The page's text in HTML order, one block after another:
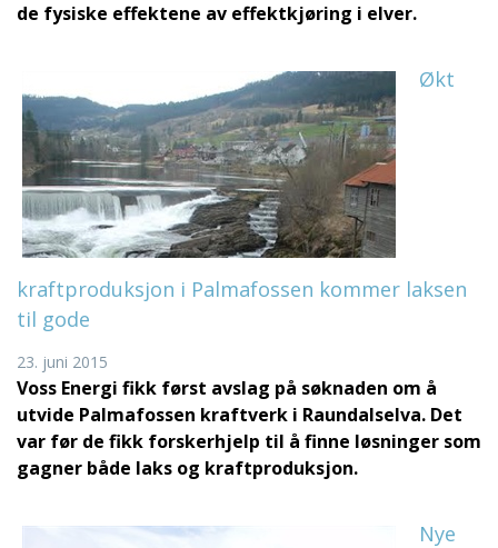
de fysiske effektene av effektkjøring i elver.
Økt
kraftproduksjon i Palmafossen kommer laksen
til gode
23. juni 2015
Voss Energi fikk først avslag på søknaden om å
utvide Palmafossen kraftverk i Raundalselva. Det
var før de fikk forskerhjelp til å finne løsninger som
gagner både laks og kraftproduksjon.
Nye